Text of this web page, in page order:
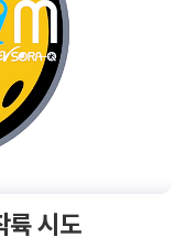
륙 시도